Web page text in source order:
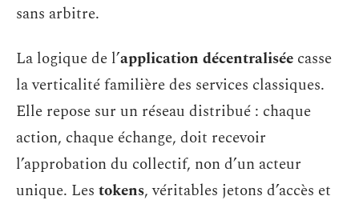
sans arbitre.
La logique de l’application décentralisée casse
la verticalité familière des services classiques.
Elle repose sur un réseau distribué : chaque
action, chaque échange, doit recevoir
l’approbation du collectif, non d’un acteur
unique. Les tokens, véritables jetons d’accès et